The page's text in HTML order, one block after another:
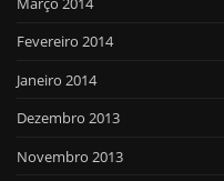
Fevereiro 2014
Janeiro 2014
Dezembro 2013
Novembro 2013